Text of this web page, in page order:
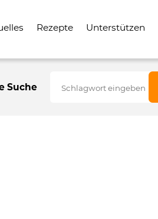
Rezepte Unterstützen
Suche